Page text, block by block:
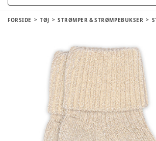
FORSIDE TØJ STRØMPER & STRØMPEBUKSER